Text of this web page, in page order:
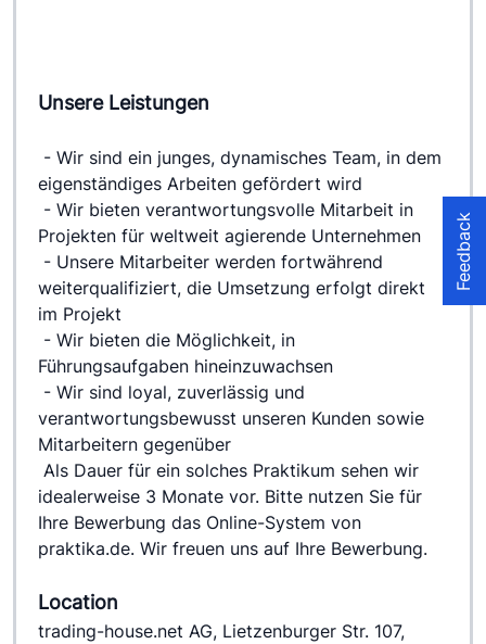
Unsere Leistungen
eigenständiges Arbeiten gefördert wird
Projekten für weltweit agierende Unternehmen
weiterqualifiziert, die Umsetzung erfolgt direkt
im Projekt
Führungsaufgaben hineinzuwachsen
verantwortungsbewusst unseren Kunden sowie
Mitarbeitern gegenüber
idealerweise 3 Monate vor. Bitte nutzen Sie für
Ihre Bewerbung das Online-System von
praktika.de. Wir freuen uns auf Ihre Bewerbung.
Location
trading-house.net AG, Lietzenburger Str. 107,
Feedback